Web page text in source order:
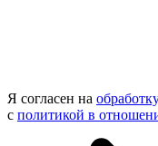
Я согласен на
с политикой в